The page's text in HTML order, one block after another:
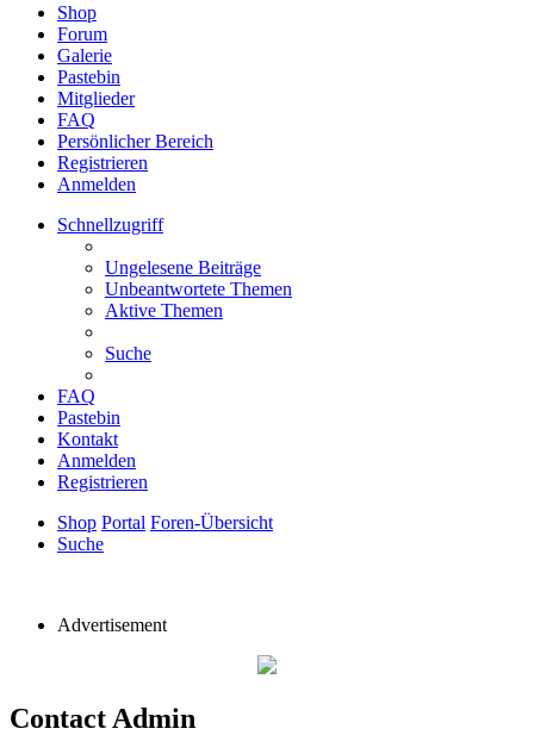
Shop
Forum
Galerie
Pastebin
Mitglieder
FAQ
Persönlicher Bereich
Registrieren
Anmelden
Schnellzugriff
Ungelesene Beiträge
Unbeantwortete Themen
Aktive Themen
Suche
FAQ
Pastebin
Kontakt
Anmelden
Registrieren
Shop Portal Foren-Übersicht
Suche
Advertisement
Contact Admin